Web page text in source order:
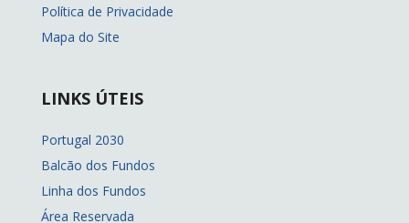
Política de Privacidade
Mapa do Site
LINKS ÚTEIS
Portugal 2030
Balcão dos Fundos
Linha dos Fundos
Área Reservada